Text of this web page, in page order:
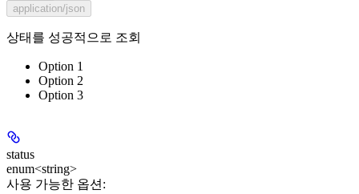
application/json
상태를 성공적으로 조회
Option 1
Option 2
Option 3
status
enum<string>
사용 가능한 옵션 :